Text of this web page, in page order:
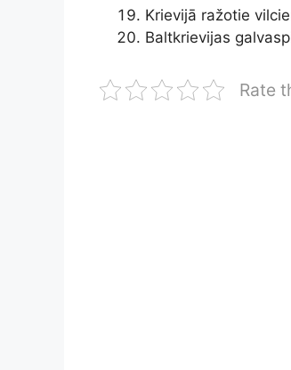
Krievijā ražotie
Baltkrievijas
Rate